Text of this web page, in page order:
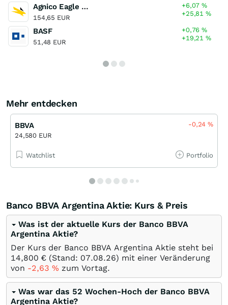
Agnico Eagle Mines
154,65 EUR
+6,07%
+25,81%
BASF
51,48 EUR
+0,76%
+19,21%
Mehr entdecken
BBVA
24,580 EUR
-0,24%
Watchlist Portfolio
Banco BBVA Argentina Aktie: Kurs & Preis
Was ist der aktuelle Kurs der Banco BBVA
Argentina Aktie?
Der Kurs der Banco BBVA Argentina Aktie steht bei
14,800 € (Stand: 07.08.26) mit einer Veränderung
von -2,63 % zum Vortag.
Was war das 52 Wochen-Hoch der Banco BBVA
Argentina Aktie?